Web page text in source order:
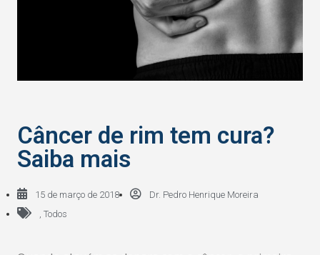
Câncer de rim tem cura?
Saiba mais
15 de março de 2018
Dr. Pedro Henrique Moreira
Todos